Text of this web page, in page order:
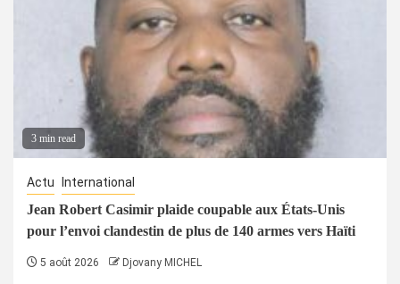
3 min read
Actu International
Jean Robert Casimir plaide coupable aux États-Unis
pour l’envoi clandestin de plus de 140 armes vers Haïti
5 août 2026 Djovany MICHEL